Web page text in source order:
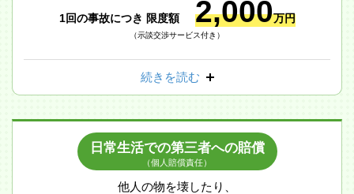
1回の事故につき 限度額 2,000万円
（示談交渉サービス付き）
続きを読む
日常生活での第三者への賠償
（個人賠償責任）
他人の物を壊したり、